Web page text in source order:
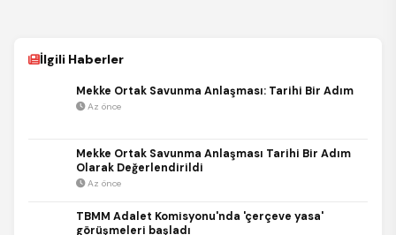
İlgili Haberler
Mekke Ortak Savunma Anlaşması: Tarihi Bir Adım
Az önce
Mekke Ortak Savunma Anlaşması Tarihi Bir Adım
Olarak Değerlendirildi
Az önce
TBMM Adalet Komisyonu'nda 'çerçeve yasa'
görüşmeleri başladı